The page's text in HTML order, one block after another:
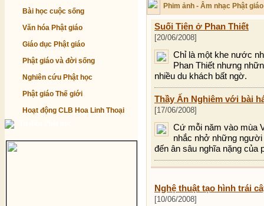
Bài học cuộc sống
Văn hóa Phật giáo
Giáo dục Phật giáo
Phật giáo và đời sống
Nghiên cứu Phật học
Phật giáo Thế giới
Hoạt động CLB Hoa Linh Thoại
Phim ảnh - Âm nhạc Phật giáo
Suối Tiên ở Phan Thiết
[20/06/2008]
Chỉ là một khe nước
Phan Thiết nhưng
nhiều du khách bất ngờ.
Thầy Ấn Nghiêm với bài
[17/06/2008]
Cứ mỗi năm vào mùa
nhắc nhở những
đến ân sâu nghĩa nặng của
Nghệ thuật tạo hình trái
[10/06/2008]